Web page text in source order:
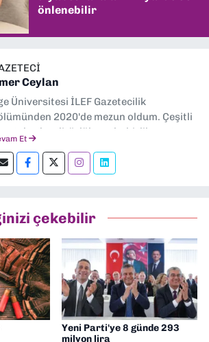
önlenebilir
Ceylan
Üniversitesi İLEF Gazetecilik
2020'de mezun oldum. Çeşitli
editörlük, muhabirlik yaptım.
yapıyorum.
Et
çekebilir
Yeni Parti'ye 8 günde 293
milyon lira